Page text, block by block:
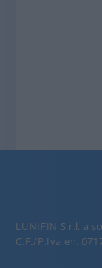
LUNIFIN S.r.l. a
C.F./P.Iva en.